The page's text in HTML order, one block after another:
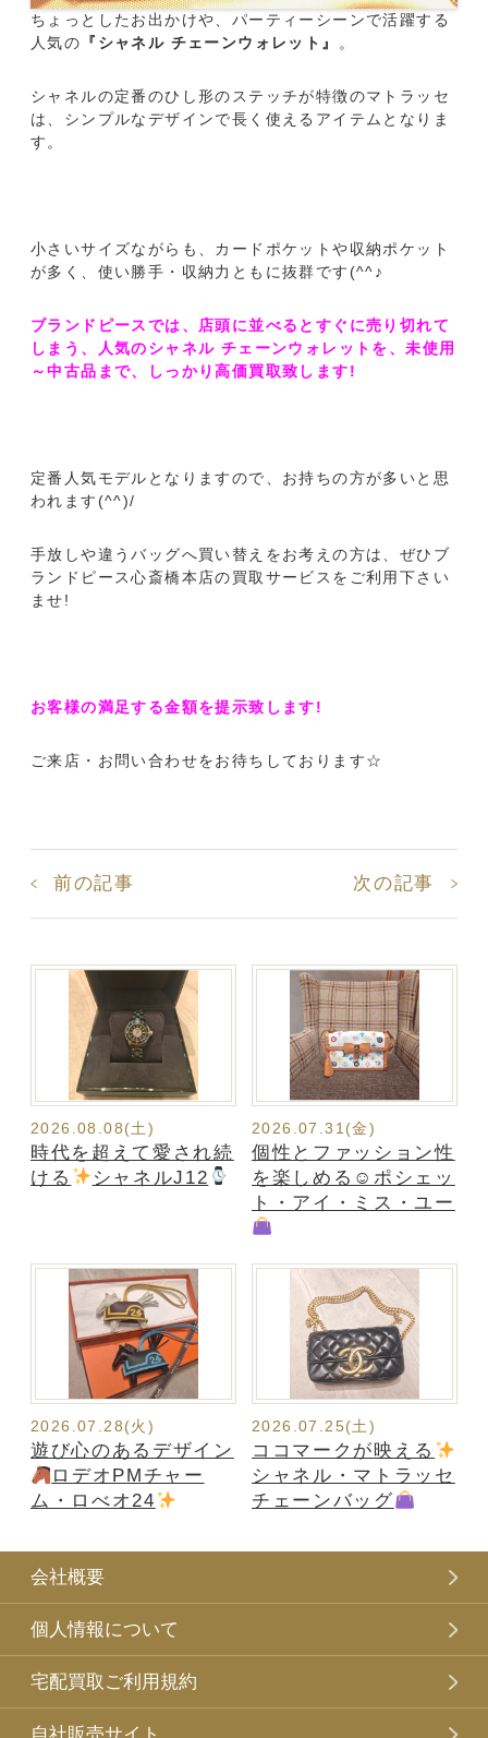
ちょっとしたお出かけや、パーティーシーンで活躍する
人気の 『シャネル チェーンウォレット』 。
シャネルの定番のひし形のステッチが特徴のマトラッセ
は、シンプルなデザインで長く使えるアイテムとなりま
す。
小さいサイズながらも、カードポケットや収納ポケット
が多く、使い勝手・収納力ともに抜群です(^^♪
ブランドピースでは、店頭に並べるとすぐに売り切れて
しまう、人気のシャネル チェーンウォレットを、未使用
～中古品まで、しっかり高価買取致します!
定番人気モデルとなりますので、お持ちの方が多いと思
われます(^^)/
手放しや違うバッグへ買い替えをお考えの方は、ぜひブ
ランドピース心斎橋本店の買取サービスをご利用下さい
ませ!
お客様の満足する金額を提示致します!
ご来店・お問い合わせをお待ちしております☆
前の記事 次の記事
2026.08.08(土)
時代を超えて愛され続
ける
シャネルJ12
2026.07.31(金)
個性とファッション性
を楽しめる☺ポシェッ
ト・アイ・ミス・ユー
2026.07.28(火)
遊び心のあるデザイン
ロデオPMチャー
ム・ロべオ24
2026.07.25(土)
ココマークが映える
シャネル・マトラッセ
チェーンバッグ
会社概要
個人情報について
宅配買取ご利用規約